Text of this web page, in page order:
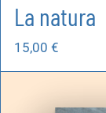
La natura
15,00 €